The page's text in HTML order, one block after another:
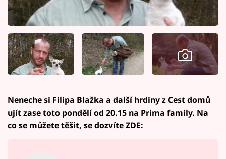
Neneche si Filipa Blažka a další hrdiny z Cest domů
ujít zase toto pondělí od 20.15 na Prima family. Na
co se můžete těšit, se dozvíte ZDE: